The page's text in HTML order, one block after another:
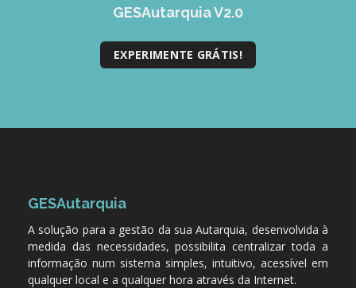
GESAutarquia V2.0
EXPERIMENTE GRÁTIS!
GESAutarquia
A solução para a gestão da sua Autarquia, desenvolvida à
medida das necessidades, possibilita centralizar toda a
informação num sistema simples, intuitivo, acessível em
qualquer local e a qualquer hora através da Internet.